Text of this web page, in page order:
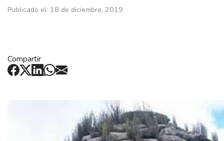
Publicado el: 18 de diciembre, 2019
Compartir